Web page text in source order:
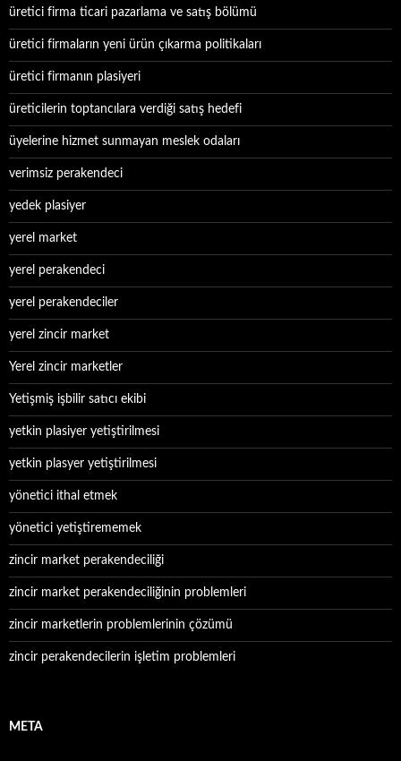
üretici firma ticari pazarlama ve satış bölümü
üretici firmaların yeni ürün çıkarma politikaları
üretici firmanın plasiyeri
üreticilerin toptancılara verdiği satış hedefi
üyelerine hizmet sunmayan meslek odaları
verimsiz perakendeci
yedek plasiyer
yerel market
yerel perakendeci
yerel perakendeciler
yerel zincir market
Yerel zincir marketler
Yetişmiş işbilir satıcı ekibi
yetkin plasiyer yetiştirilmesi
yetkin plasyer yetiştirilmesi
yönetici ithal etmek
yönetici yetiştirememek
zincir market perakendeciliği
zincir market perakendeciliğinin problemleri
zincir marketlerin problemlerinin çözümü
zincir perakendecilerin işletim problemleri
META